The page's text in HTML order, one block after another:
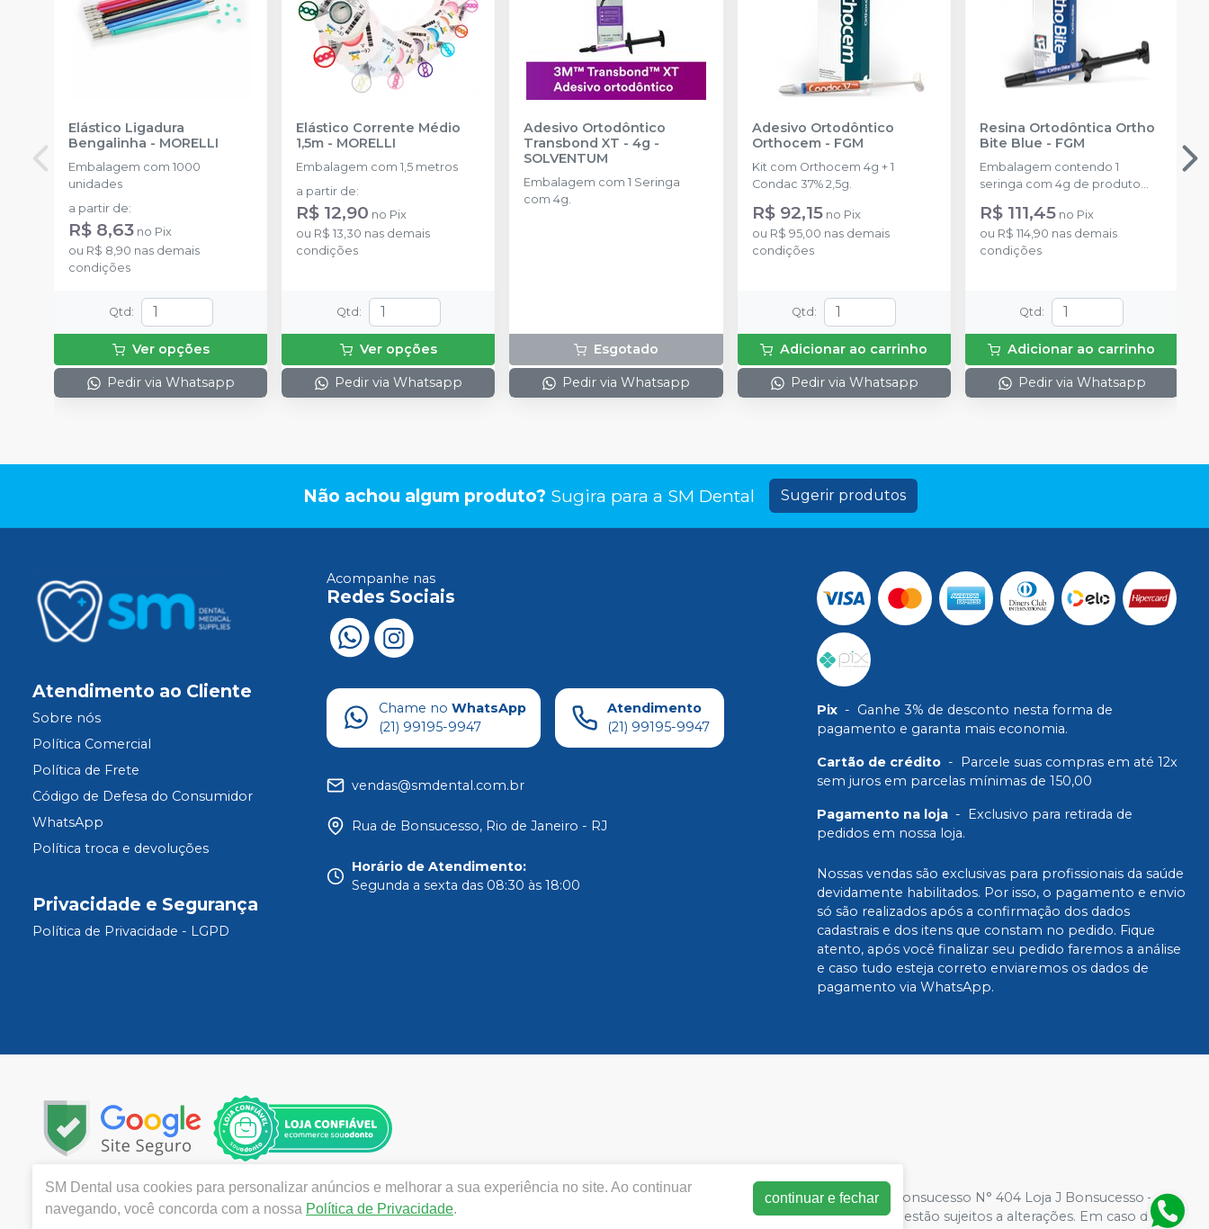
Elástico Ligadura
Bengalinha - MORELLI
Embalagem com 1000
unidades
a partir de:
R$ 8,63 no Pix
ou R$ 8,90 nas demais
condições
Qtd :
Ver opções
Pedir via Whatsapp
Elástico Corrente Médio
1,5m - MORELLI
Embalagem com 1,5 metros
a partir de:
R$ 12,90 no Pix
ou R$ 13,30 nas demais
condições
Qtd :
Ver opções
Pedir via Whatsapp
Adesivo Ortodôntico
Transbond XT - 4g -
SOLVENTUM
Embalagem com 1 Seringa
com 4g.
Esgotado
Pedir via Whatsapp
Adesivo Ortodôntico
Orthocem- FGM
Kit com Orthocem 4g + 1
Condac 37% 2,5g.
R$ 92,15 no Pix
ou R$ 95,00 nas demais
condições
Qtd :
Adicionar ao carrinho
Pedir via Whatsapp
Resina Ortodôntica Ortho
Bite Blue - FGM
Embalagem contendo 1
seringa com 4g de produto
R$ 111,45 no Pix
ou R$ 114,90 nas demais
condições
Qtd :
Adicionar ao carrinho
Pedir via Whatsapp
Não achou algum produto? Sugira para a SM Dental Sugerir produtos
Atendimento ao Cliente
Sobre nós
Política Comercial
Política de Frete
Código de Defesa do Consumidor
WhatsApp
Política troca e devoluções
Privacidade e Segurança
Política de Privacidade - LGPD
Acompanhe nas
Redes Sociais
Chame no WhatsApp
(21) 99195-9947
Atendimento
(21) 99195-9947
vendas@smdental.com.br
Rua de Bonsucesso, Rio de Janeiro - RJ
Horário de Atendimento:
Segunda a sexta das 08:30 às 18:00
Pix - Ganhe 3% de desconto nesta forma de
pagamento e garanta mais economia.
Cartão de crédito - Parcele suas compras em até 12x
sem juros em parcelas mínimas de 150,00
Pagamento na loja - Exclusivo para retirada de
pedidos em nossa loja.
Nossas vendas são exclusivas para profissionais da saúde
devidamente habilitados. Por isso, o pagamento e envio
só são realizados após a confirmação dos dados
cadastrais e dos itens que constam no pedido. Fique
atento, após você finalizar seu pedido faremos a análise
e caso tudo esteja correto enviaremos os dados de
pagamento via WhatsApp.
Copyright © 2024 | Todos os direitos reservados | www.smdental.com.br |SM DE OLIVEIRA LTDA| CNPJ: 40.249.971/0001-94| Rua Bonsucesso N° 404 Loja J Bonsucesso – Rio
De Janeiro CEP 21040-320| Política de Privacidade e Segurança - Fotos meramente ilustrativas - Os preços e condições da loja virtual estão sujeitos a alterações. Em caso de
SM Dental usa cookies para personalizar anúncios e melhorar a sua experiência no site. Ao continuar
navegando, você concorda com a nossa Política de Privacidade.
continuar e fechar